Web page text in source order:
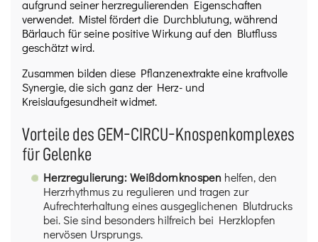
aufgrund seiner herzregulierenden Eigenschaften
verwendet. Mistel fördert die Durchblutung, während
Bärlauch für seine positive Wirkung auf den Blutfluss
geschätzt wird.
Zusammen bilden diese Pflanzenextrakte eine kraftvolle
Synergie, die sich ganz der Herz- und
Kreislaufgesundheit widmet.
Vorteile des GEM-CIRCU-Knospenkomplexes
für Gelenke
Herzregulierung:Weißdornknospenhelfen, den
Herzrhythmus zu regulieren und tragen zur
Aufrechterhaltung eines ausgeglichenen Blutdrucks
bei. Sie sind besonders hilfreich bei Herzklopfen
nervösen Ursprungs.